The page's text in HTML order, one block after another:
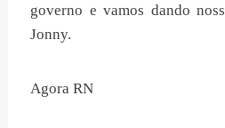
governo e vamos dando
Jonny.
Agora RN